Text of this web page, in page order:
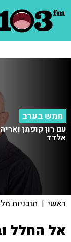
חמש בערב
עם רון קופמן ואריה
אלדד
ראשי | תוכניות
אל החלל